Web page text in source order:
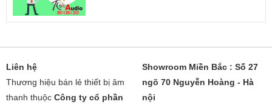
Liên hệ
Thương hiệu bán lẻ thiết bị âm
thanh thuộc Công ty cổ phần
Showroom Miền Bắc : Số 27
ngõ 70 Nguyễn Hoàng - Hà
nội